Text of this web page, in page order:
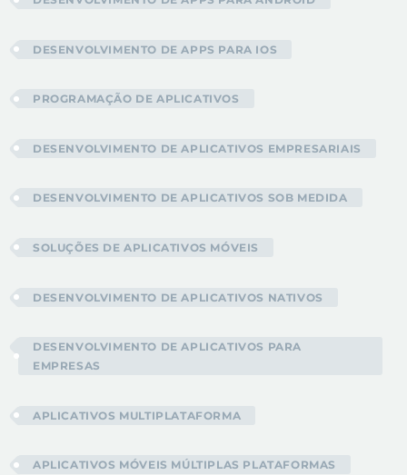
DESENVOLVIMENTO DE APPS PARA IOS
PROGRAMAÇÃO DE APLICATIVOS
DESENVOLVIMENTO DE APLICATIVOS EMPRESARIAIS
DESENVOLVIMENTO DE APLICATIVOS SOB MEDIDA
SOLUÇÕES DE APLICATIVOS MÓVEIS
DESENVOLVIMENTO DE APLICATIVOS NATIVOS
DESENVOLVIMENTO DE APLICATIVOS PARA
EMPRESAS
APLICATIVOS MULTIPLATAFORMA
APLICATIVOS MÓVEIS MÚLTIPLAS PLATAFORMAS